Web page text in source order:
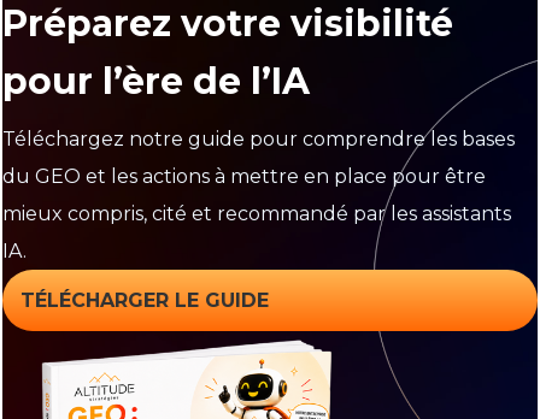
Préparez votre visibilité
pour l’ère de l’IA
Téléchargez notre guide pour comprendre les bases
du GEO et les actions à mettre en place pour être
mieux compris, cité et recommandé par les assistants
IA.
TÉLÉCHARGER LE GUIDE